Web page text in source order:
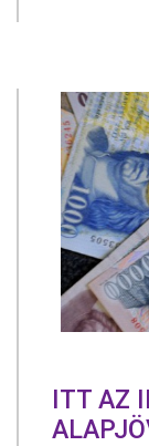
ITT AZ